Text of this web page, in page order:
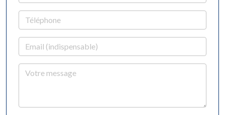
Téléphone
Email
Votre message